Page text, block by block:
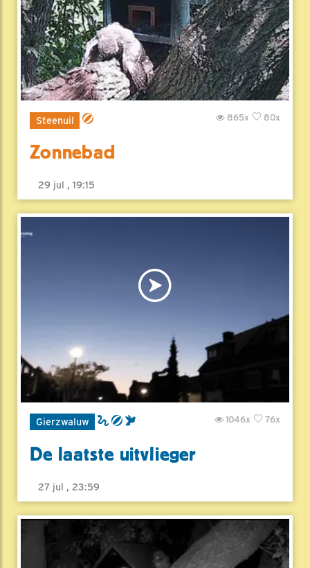
Steenuil 80x
865x
Zonnebad
29 jul , 19:15
Gierzwaluw 76x
1046x
De laatste uitvlieger
27 jul , 23:59